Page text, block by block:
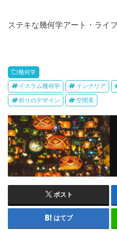
ステキな幾何学アート・ライ
幾何学
イスラム幾何学 インテリア
祈りのデザイン 空間美
ポスト
はてブ